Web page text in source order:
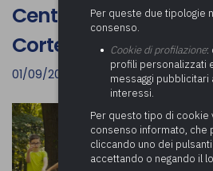
Centri estivi 2023:
Corte dei conti il
01/09/2023
Per queste due tipologie
consenso.
Cookie di profilazione:
profili personalizzati
messaggi
interessi.
Per questo tipo di cookie
consenso informato, che
cliccando uno dei
accettando o negando il